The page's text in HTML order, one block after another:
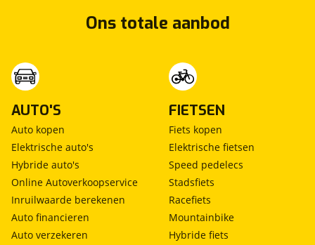
Ons totale aanbod
AUTO'S
Auto kopen
Elektrische auto's
Hybride auto's
Online Autoverkoopservice
Inruilwaarde berekenen
Auto financieren
Auto verzekeren
FIETSEN
Fiets kopen
Elektrische fietsen
Speed pedelecs
Stadsfiets
Racefiets
Mountainbike
Hybride fiets